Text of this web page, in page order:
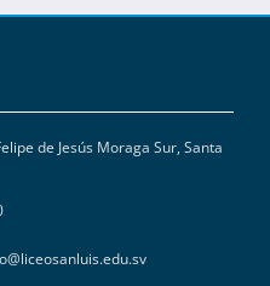
de Jesús Moraga Sur, Santa